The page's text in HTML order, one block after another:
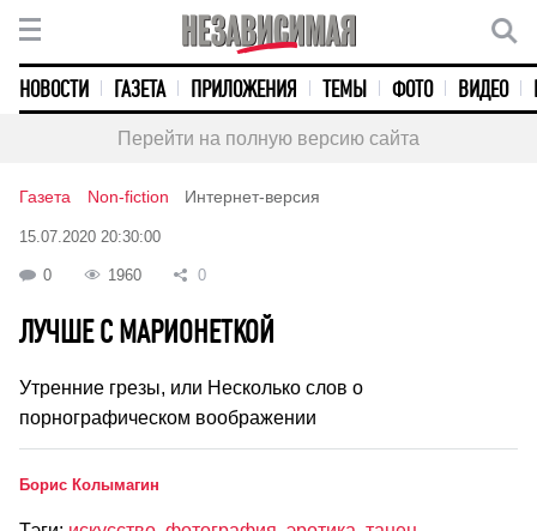
НОВОСТИ ГАЗЕТА ПРИЛОЖЕНИЯ ТЕМЫ ФОТО ВИДЕО
Перейти на полную версию сайта
Газета Non-fiction Интернет-версия
15.07.2020 20:30:00
0 1960 0
ЛУЧШЕ С МАРИОНЕТКОЙ
Утренние грезы, или Несколько слов о
порнографическом воображении
Борис Колымагин